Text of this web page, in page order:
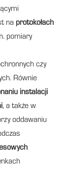
na protokołach
pomiary
czy
Równie
instalacji
, a także w
oddawaniu